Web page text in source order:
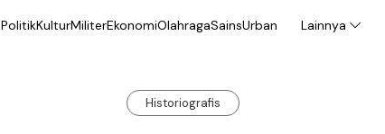
PolitikKulturMiliterEkonomiOlahragaSainsUrban Lainnya
Historiografis